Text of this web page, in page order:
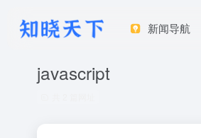
新闻导航
javascript